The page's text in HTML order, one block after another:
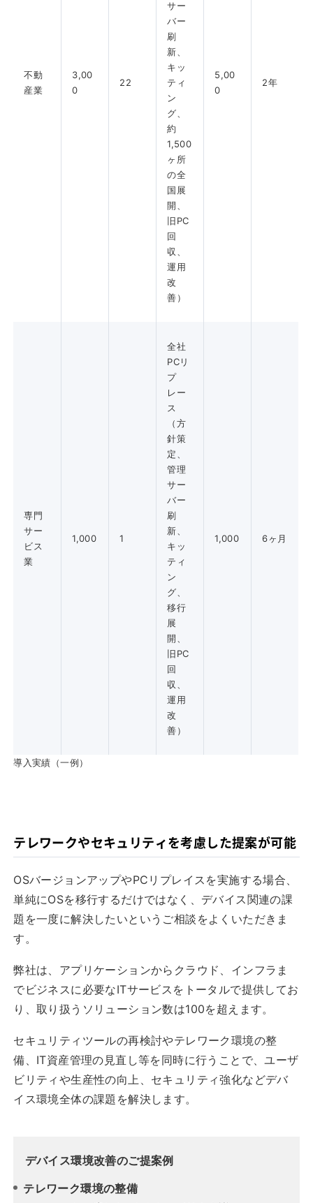
不動
産業
3,00
0
22
サー
バー
刷
新、
キッ
ティ
ン
グ、
約
1,500
ヶ所
の全
国展
開、
旧PC
回
収、
運用
改
善）
5,00
0
2年
専門
サー
ビス
業
1,000 1
全社
PCリ
プ
レー
ス
（方
針策
定、
管理
サー
バー
刷
新、
キッ
ティ
ン
グ、
移行
展
開、
旧PC
回
収、
運用
改
善）
1,000 6ヶ月
導入実績（一例）
テレワークやセキュリティを考慮した提案が可能
OSバージョンアップやPCリプレイスを実施する場合、
単純にOSを移行するだけではなく、デバイス関連の課
題を一度に解決したいというご相談をよくいただきま
す。
弊社は、アプリケーションからクラウド、インフラま
でビジネスに必要なITサービスをトータルで提供してお
り、取り扱うソリューション数は100を超えます。
セキュリティツールの再検討やテレワーク環境の整
備、IT資産管理の見直し等を同時に行うことで、ユーザ
ビリティや生産性の向上、セキュリティ強化などデバ
イス環境全体の課題を解決します。
デバイス環境改善のご提案例
テレワーク環境の整備